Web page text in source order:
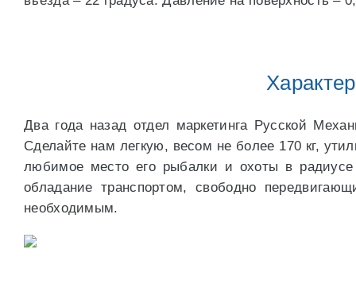
Два года назад отдел маркетинга Русской
Сделайте нам легкую, весом не более 170 кг,
любимое место его рыбалки и охоты в
обладание транспортом, свободно
необходимым.